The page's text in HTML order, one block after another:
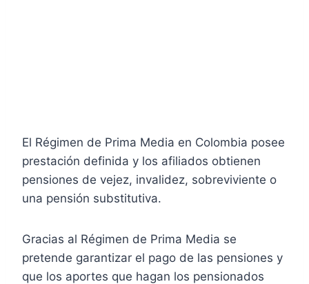
El Régimen de Prima Media en Colombia posee
prestación definida y los afiliados obtienen
pensiones de vejez, invalidez, sobreviviente o
una pensión substitutiva.
Gracias al Régimen de Prima Media se
pretende garantizar el pago de las pensiones y
que los aportes que hagan los pensionados